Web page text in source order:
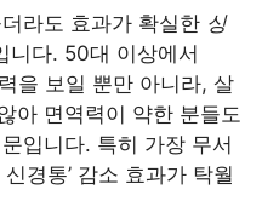
라도 효과가 확실한 싱
니다. 50대 이상에서
을 보일 뿐만 아니라, 살
아 면역력이 약한 분들도
입니다. 특히 가장 무서
경통’ 감소 효과가 탁월